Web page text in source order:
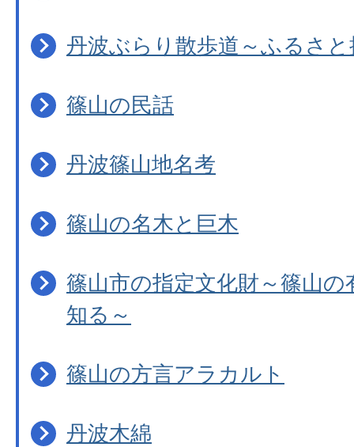
丹波ぶらり散歩道～ふるさ
篠山の民話
丹波篠山地名考
篠山の名木と巨木
篠山市の指定文化財～篠山
知る～
篠山の方言アラカルト
丹波木綿